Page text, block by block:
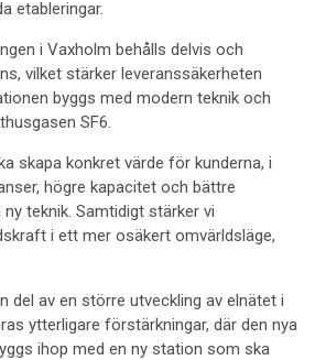
etableringar.
i Vaxholm behålls delvis och
vilket stärker leveranssäkerheten
byggs med modern teknik och
SF6.
skapa konkret värde för kunderna, i
högre kapacitet och bättre
teknik. Samtidigt stärker vi
i ett mer osäkert omvärldsläge,
del av en större utveckling av elnätet i
ytterligare förstärkningar, där den nya
ihop med en ny station som ska